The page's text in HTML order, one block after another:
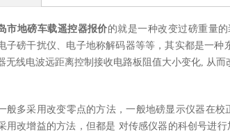
市地磅车载遥控器报价的就是一种改变过磅重量
子磅干扰仪、电子地称解码器等等，其实都是一
无线电波远距离控制接收电路板阻值大小变化, 从
般多采用改变零点的方法，一般地磅显示仪器在
用改增益的方法，但都是 对传感仪器的科创号进